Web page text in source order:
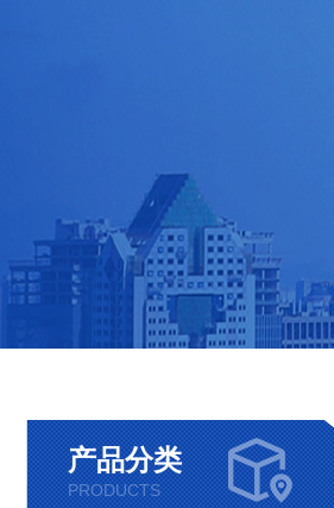
产品分类
PRODUCTS